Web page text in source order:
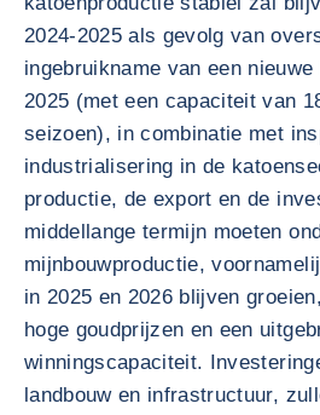
2024-2025 als gevolg van
ingebruikname van een
2025 (met een capaciteit van
seizoen), in combinatie met
industrialisering in de
productie, de export en de
middellange termijn moeten
mijnbouwproductie,
in 2025 en 2026 blijven
hoge goudprijzen en een
winningscapaciteit.
landbouw en infrastructuur,